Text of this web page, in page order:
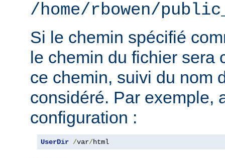
/home/rbowen/
Si le chemin spécifié
le chemin du fichier sera
ce chemin, suivi du nom
considéré. Par exemple,
configuration :
UserDir /var/html